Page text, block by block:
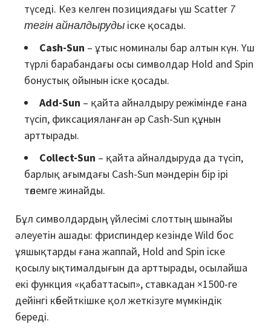
түседі. Кез келген позициядағы үш Scatter 7
тегін айналдыруды іске қосады.
Cash-Sun – ұтыс номиналы бар алтын күн. Үш
түрлі барабандағы осы символдар Hold and Spin
бонустық ойынын іске қосады.
Add-Sun – қайта айналдыру режімінде ғана
түсіп, фиксацияланған әр Cash-Sun құнын
арттырады.
Collect-Sun – қайта айналдыруда да түсіп,
барлық ағымдағы Cash-Sun мәндерін бір ірі
төлемге жинайды.
Бұл символдардың үйлесімі слоттың шынайы
әлеуетін ашады: фриспиндер кезінде Wild бос
ұяшықтарды ғана жаппай, Hold and Spin іске
қосылу ықтималдығын да арттырады, осылайша
екі функция «қабаттасып», ставкадан ×1500-ге
дейінгі көбейткішке қол жеткізуге мүмкіндік
береді.